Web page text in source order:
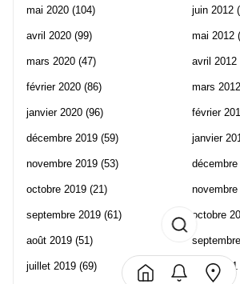
mai 2020 (104)
avril 2020 (99)
mars 2020 (47)
février 2020 (86)
janvier 2020 (96)
décembre 2019 (59)
novembre 2019 (53)
octobre 2019 (21)
septembre 2019 (61)
août 2019 (51)
juillet 2019 (69)
juin 2012
mai 2012
avril 2012
mars 2012
février
janvier
décembre
novembre
octobre
août 2011